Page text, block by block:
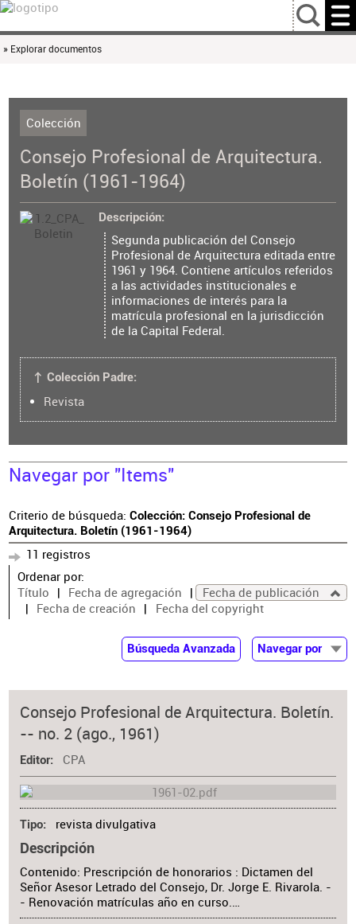
…
» Explorar documentos
Colección
Consejo Profesional de Arquitectura.
Boletín (1961-1964)
Descripción
Segunda publicación del Consejo
Profesional de Arquitectura editada entre
1961 y 1964. Contiene artículos referidos
a las actividades institucionales e
informaciones de interés para la
matrícula profesional en la jurisdicción
de la Capital Federal.
↑ Colección Padre:
Revista
Navegar por "Items"
Criterio de búsqueda: Colección: Consejo Profesional de
Arquitectura. Boletín (1961-1964)
11 registros
Ordenar por:
Título
Fecha de agregación
Fecha de publicación
Fecha de creación
Fecha del copyright
Búsqueda Avanzada
Navegar por
Colaborador
Consejo Profesional de Arquitectura. Boletín.
-- no. 2 (ago., 1961)
Editor CPA
Tipo revista divulgativa
Descripción
Contenido: Prescripción de honorarios : Dictamen del
Señor Asesor Letrado del Consejo, Dr. Jorge E. Rivarola. -
- Renovación matrículas año en curso.…